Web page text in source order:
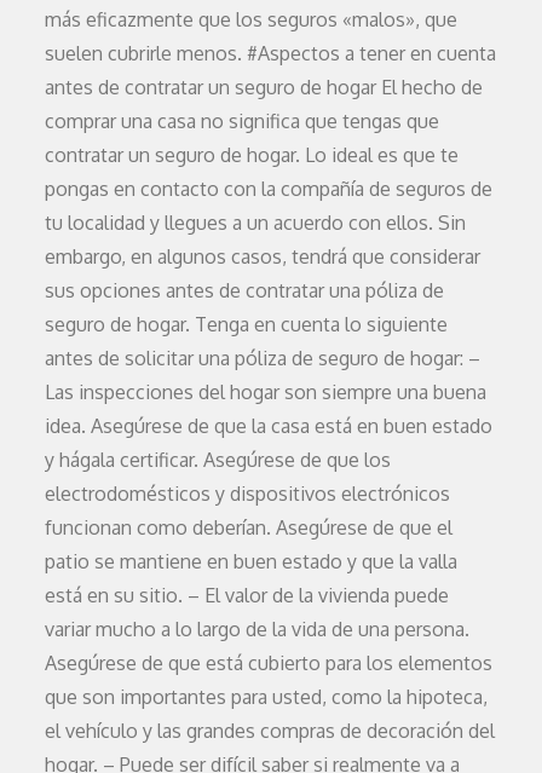
más eficazmente que los seguros «malos», que
suelen cubrirle menos. #Aspectos a tener en cuenta
antes de contratar un seguro de hogar El hecho de
comprar una casa no significa que tengas que
contratar un seguro de hogar. Lo ideal es que te
pongas en contacto con la compañía de seguros de
tu localidad y llegues a un acuerdo con ellos. Sin
embargo, en algunos casos, tendrá que considerar
sus opciones antes de contratar una póliza de
seguro de hogar. Tenga en cuenta lo siguiente
antes de solicitar una póliza de seguro de hogar: –
Las inspecciones del hogar son siempre una buena
idea. Asegúrese de que la casa está en buen estado
y hágala certificar. Asegúrese de que los
electrodomésticos y dispositivos electrónicos
funcionan como deberían. Asegúrese de que el
patio se mantiene en buen estado y que la valla
está en su sitio. – El valor de la vivienda puede
variar mucho a lo largo de la vida de una persona.
Asegúrese de que está cubierto para los elementos
que son importantes para usted, como la hipoteca,
el vehículo y las grandes compras de decoración del
hogar. – Puede ser difícil saber si realmente va a